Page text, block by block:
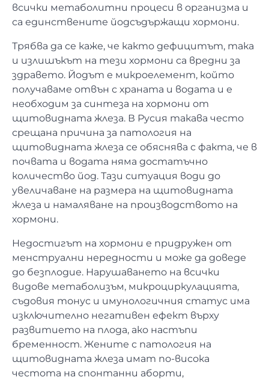
всички метаболитни процеси в организма и
са единствените йодсъдържащи хормони.
Трябва да се каже, че както дефицитът, така
и излишъкът на тези хормони са вредни за
здравето. Йодът е микроелемент, който
получаваме отвън с храната и водата и е
необходим за синтеза на хормони от
щитовидната жлеза. В Русия такава често
срещана причина за патология на
щитовидната жлеза се обяснява с факта, че в
почвата и водата няма достатъчно
количество йод. Тази ситуация води до
увеличаване на размера на щитовидната
жлеза и намаляване на производството на
хормони.
Недостигът на хормони е придружен от
менструални нередности и може да доведе
до безплодие. Нарушаването на всички
видове метаболизъм, микроциркулацията,
съдовия тонус и имунологичния статус има
изключително негативен ефект върху
развитието на плода, ако настъпи
бременност. Жените с патология на
щитовидната жлеза имат по-висока
честота на спонтанни аборти,